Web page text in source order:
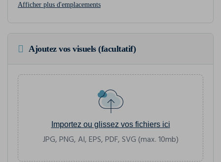
Afficher plus d'emplacements
Ajoutez vos visuels (facultatif)
Importez ou glissez vos fichiers ici
JPG, PNG, AI, EPS, PDF, SVG (max. 10mb)